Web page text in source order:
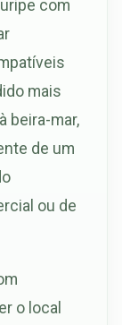
com
mais
beira-mar,
de um
ou de
o local